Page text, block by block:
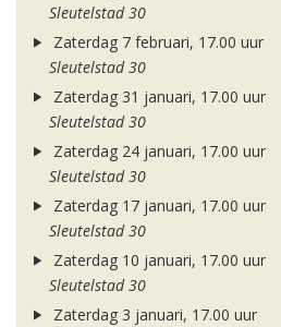
Sleutelstad 30
Zaterdag 7 februari, 17.00 uur
Sleutelstad 30
Zaterdag 31 januari, 17.00 uur
Sleutelstad 30
Zaterdag 24 januari, 17.00 uur
Sleutelstad 30
Zaterdag 17 januari, 17.00 uur
Sleutelstad 30
Zaterdag 10 januari, 17.00 uur
Sleutelstad 30
Zaterdag 3 januari, 17.00 uur